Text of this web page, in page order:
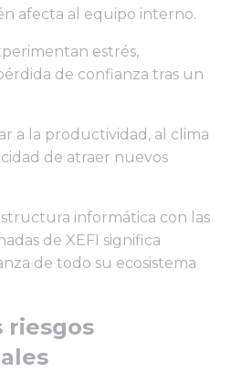
afecta al equipo interno.
estrés,
de confianza tras un
a la productividad, al clima
de atraer nuevos
informática con las
de XEFI significa
de todo su ecosistema
riesgos